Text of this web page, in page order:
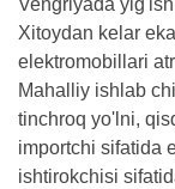
Vengriyada
Xitoydan kelar
elektromobillari
Mahalliy ishlab
tinchroq yo'lni,
importchi sifatida
ishtirokchisi